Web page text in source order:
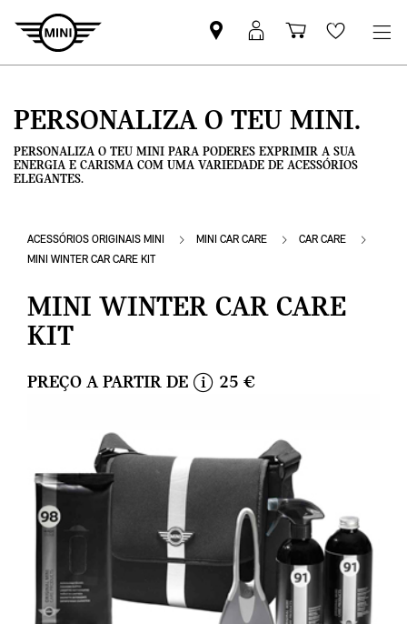
Pesquisar
parceiro
Iniciar
sessão
Carrinho
de
Wishlist
PERSONALIZA O TEU MINI.
PERSONALIZA O TEU MINI PARA PODERES EXPRIMIR A SUA
ENERGIA E CARISMA COM UMA VARIEDADE DE ACESSÓRIOS
ELEGANTES.
ACESSÓRIOS ORIGINAIS MINI MINI CAR CARE
CAR CARE
MINI WINTER CAR CARE KIT
MINI WINTER CAR CARE
KIT
PREÇO A PARTIR DE
o
25 €